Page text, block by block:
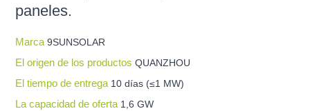
paneles.
Marca9SUNSOLAR
El origen de los productosQUANZHOU
El tiempo de entrega 10 días (≤1 MW)
La capacidad de oferta 1,6 GW